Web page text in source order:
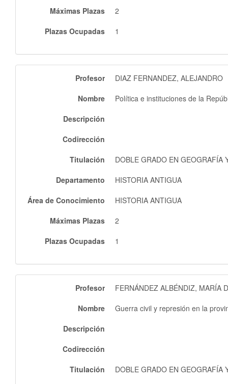
Máximas Plazas
2
Plazas Ocupadas
1
Profesor
DIAZ FERNANDEZ, ALEJANDRO
Nombre
Política e instituciones de la
Descripción
Codirección
Titulación
DOBLE GRADO EN GEOGRAFÍA
Departamento
HISTORIA ANTIGUA
Área de Conocimiento
HISTORIA ANTIGUA
Máximas Plazas
2
Plazas Ocupadas
1
Profesor
FERNÁNDEZ ALBÉNDIZ, MARÍA
Nombre
Guerra civil y represión en la
Descripción
Codirección
Titulación
DOBLE GRADO EN GEOGRAFÍA